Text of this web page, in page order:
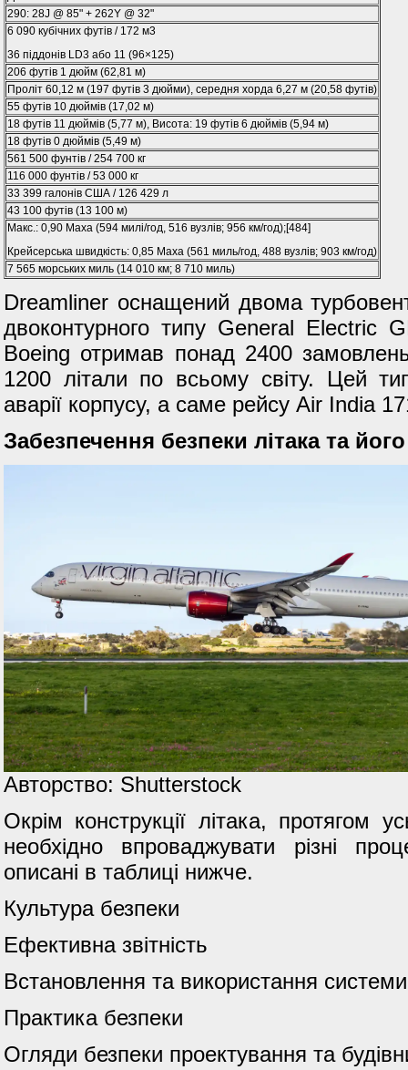
290: 28J @ 85" + 262Y @ 32"
6 090 кубічних футів / 172 м3
36 піддонів LD3 або 11 (96×125)
206 футів 1 дюйм (62,81 м)
Проліт 60,12 м (197 футів 3 дюйми), середня хорда 6,27 м (20,58 футів)
55 футів 10 дюймів (17,02 м)
18 футів 11 дюймів (5,77 м), Висота: 19 футів 6 дюймів (5,94 м)
18 футів 0 дюймів (5,49 м)
561 500 фунтів / 254 700 кг
116 000 фунтів / 53 000 кг
33 399 галонів США / 126 429 л
43 100 футів (13 100 м)
Макс.: 0,90 Маха (594 милі/год, 516 вузлів; 956 км/год);[484]
Крейсерська швидкість: 0,85 Маха (561 миль/год, 488 вузлів; 903 км/год)
7 565 морських миль (14 010 км; 8 710 миль)
Dreamliner оснащений двома
двоконтурного типу General Electric
Boeing отримав понад 2400
1200 літали по всьому світу. Цей
аварії корпусу, а саме рейсу Air India
Забезпечення безпеки літака та
Авторство: Shutterstock
Окрім конструкції літака, протягом
необхідно впроваджувати різні
описані в таблиці нижче.
Культура безпеки
Ефективна звітність
Встановлення та використання
Практика безпеки
Огляди безпеки проектування та